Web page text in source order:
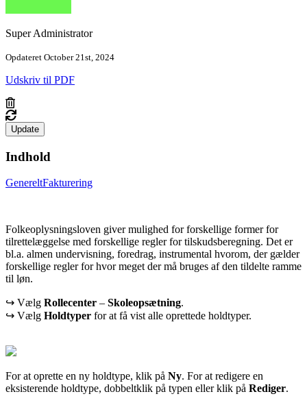
Super Administrator
Opdateret October 21st, 2024
Udskriv til PDF
Update
Indhold
GenereltFakturering
Folkeoplysningsloven giver mulighed for forskellige former for
tilrettelæggelse med forskellige regler for tilskudsberegning. Det er
bl.a. almen undervisning, foredrag, instrumental hvorom, der gælder
forskellige regler for hvor meget der må bruges af den tildelte ramme
til løn.
↪ Vælg Rollecenter – Skoleopsætning.
↪ Vælg Holdtyper for at få vist alle oprettede holdtyper.
For at oprette en ny holdtype, klik på Ny. For at redigere en
eksisterende holdtype, dobbeltklik på typen eller klik på Rediger.